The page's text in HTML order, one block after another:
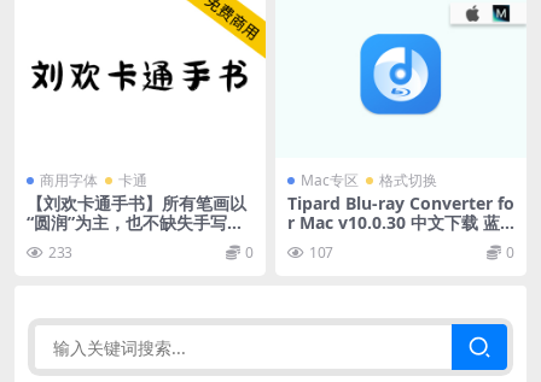
商用字体 卡通
【刘欢卡通手书】所有笔画以
“圆润”为主，也不缺失手写韵
味 233 0
Mac专区 格式切换
Tipard Blu-ray Converter fo
r Mac v10.0.30 中文下载 蓝
光视频转换工具
107 0